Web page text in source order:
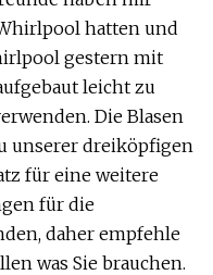
hatten und
gestern mit
leicht zu
Die Blasen
unserer dreiköpfigen
für eine weitere
für die
daher empfehle
was Sie brauchen.